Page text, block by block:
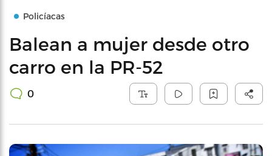
Policíacas
Balean a mujer desde otro
carro en la PR-52
0